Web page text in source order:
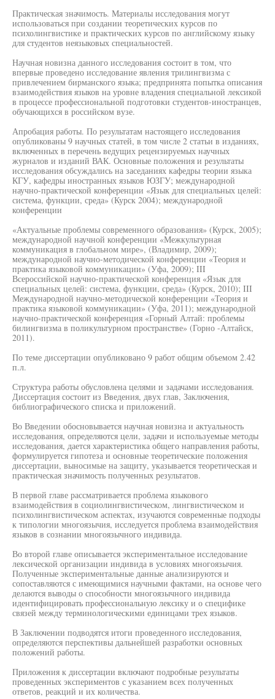
Практическая значимость. Материалы исследования могут
использоваться при создании теоретических курсов по
психолингвистике и практических курсов по английскому языку
для студентов неязыковых специальностей.
Научная новизна данного исследования состоит в том, что
впервые проведено исследование явления трилингвизма с
привлечением бирманского языка; предпринята попытка описания
взаимодействия языков на уровне владения специальной лексикой
в процессе профессиональной подготовки студентов-иностранцев,
обучающихся в российском вузе.
Апробация работы. По результатам настоящего исследования
опубликованы 9 научных статей, в том числе 2 статьи в изданиях,
включенных в перечень ведущих рецензируемых научных
журналов и изданий ВАК. Основные положения и результаты
исследования обсуждались на заседаниях кафедры теории языка
КГУ, кафедры иностранных языков ЮЗГУ; международной
научно-практической конференции «Язык для специальных целей:
система, функции, среда» (Курск 2004); международной
конференции
«Актуальные проблемы современного образования» (Курск, 2005);
международной научной конференции «Межкультурная
коммуникация в глобальном мире», (Владимир, 2009);
международной научно-методической конференции «Теория и
практика языковой коммуникации» (Уфа, 2009); III
Всероссийской научно-практической конференция «Язык для
специальных целей: система, функции, среда» (Курск, 2010); III
Международной научно-методической конференции «Теория и
практика языковой коммуникации» (Уфа, 2011); международной
научно-практической конференция «Горный Алтай: проблемы
билингвизма в поликультурном пространстве» (Горно -Алтайск,
2011).
По теме диссертации опубликовано 9 работ общим объемом 2.42
п.л.
Структура работы обусловлена целями и задачами исследования.
Диссертация состоит из Введения, двух глав, Заключения,
библиографического списка и приложений.
Во Введении обосновывается научная новизна и актуальность
исследования, определяются цели, задачи и используемые методы
исследования, дается характеристика общего направления работы,
формулируется гипотеза и основные теоретические положения
диссертации, выносимые на защиту, указывается теоретическая и
практическая значимость полученных результатов.
В первой главе рассматривается проблема языкового
взаимодействия в социолингвистическом, лингвистическом и
психолингвистическом аспектах, изучаются современные подходы
к типологии многоязычия, исследуется проблема взаимодействия
языков в сознании многоязычного индивида.
Во второй главе описывается экспериментальное исследование
лексической организации индивида в условиях многоязычия.
Полученные экспериментальные данные анализируются и
сопоставляются с имеющимися научными фактами, на основе чего
делаются выводы о способности многоязычного индивида
идентифицировать профессиональную лексику и о специфике
связей между терминологическими единицами трех языков.
В Заключении подводятся итоги проведенного исследования,
определяются перспективы дальнейшей разработки основных
положений работы.
Приложения к диссертации включают подробные результаты
проведенных экспериментов с указанием всех полученных
ответов, реакций и их количества.